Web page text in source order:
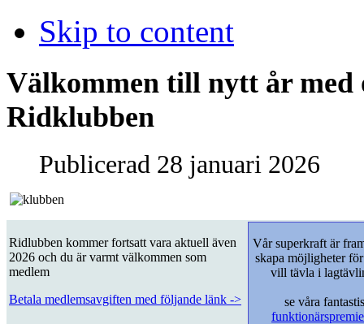
Skip to content
Välkommen till nytt år med
Ridklubben
Publicerad 28 januari 2026
Ridlubben kommer fortsatt vara aktuell även
2026 och du är varmt välkommen som
medlem
Betala medlemsavgiften med följande länk ->
Vår superkraft är
skapa möjligheter
vill tävla i
se våra